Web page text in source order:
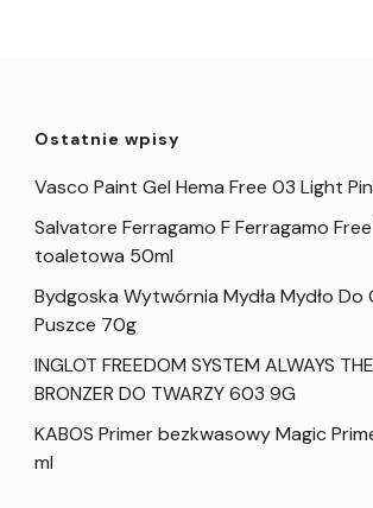
Ostatnie wpisy
Vasco Paint Gel Hema Free 03 Light
Salvatore Ferragamo F Ferragamo
toaletowa 50ml
Bydgoska Wytwórnia Mydła Mydło Do
Puszce 70g
INGLOT FREEDOM SYSTEM ALWAYS
BRONZER DO TWARZY 603 9G
KABOS Primer bezkwasowy Magic
ml